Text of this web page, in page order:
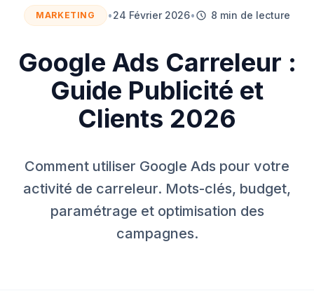
MARKETING •24 Février 2026• 8 min de lecture
Google Ads Carreleur :
Guide Publicité et
Clients 2026
Comment utiliser Google Ads pour votre
activité de carreleur. Mots-clés, budget,
paramétrage et optimisation des
campagnes.